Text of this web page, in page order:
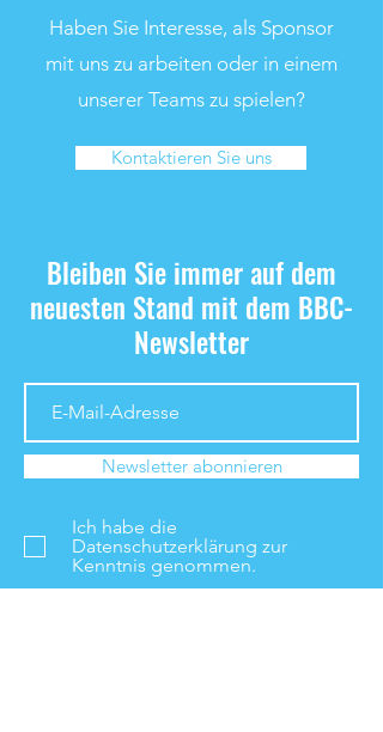
Haben Sie Interesse, als Sponsor
mit uns zu arbeiten oder in einem
unserer Teams zu spielen?
Kontaktieren Sie uns
Bleiben Sie immer auf dem
neuesten Stand mit dem BBC-
Newsletter
Newsletter abonnieren
Ich habe die
Datenschutzerklärung zur
Kenntnis genommen.